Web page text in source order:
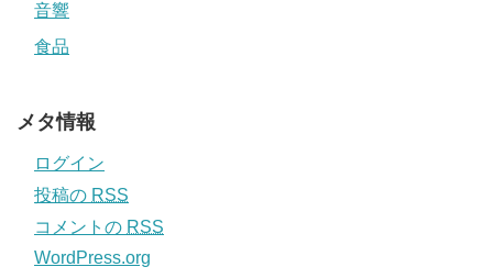
音響
食品
メタ情報
ログイン
投稿の RSS
コメントの RSS
WordPress.org